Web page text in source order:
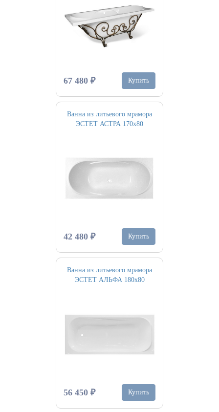
67 480 ₽ Купить
Ванна из литьевого мрамора
ЭСТЕТ АСТРА 170х80
42 480 ₽ Купить
Ванна из литьевого мрамора
ЭСТЕТ АЛЬФА 180х80
56 450 ₽ Купить